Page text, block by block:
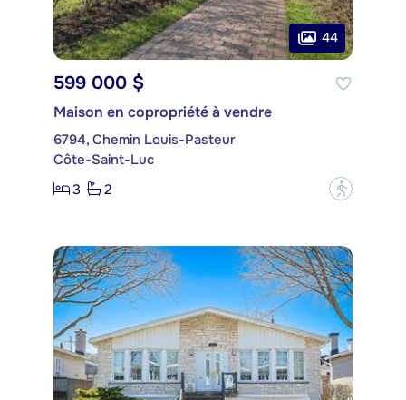
44
599 000 $
Maison en copropriété à vendre
6794, Chemin Louis-Pasteur
Côte-Saint-Luc
3
2 ?